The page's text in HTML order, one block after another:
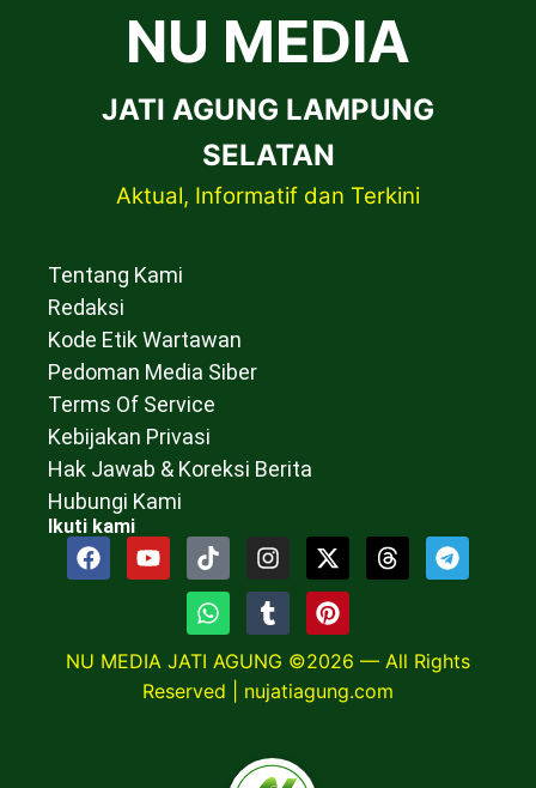
NU MEDIA
JATI AGUNG LAMPUNG
SELATAN
Aktual, Informatif dan Terkini
Tentang Kami
Redaksi
Kode Etik Wartawan
Pedoman Media Siber
Terms Of Service
Kebijakan Privasi
Hak Jawab & Koreksi Berita
Hubungi Kami
Ikuti kami
NU MEDIA JATI AGUNG ©2026 — All Rights
Reserved | nujatiagung.com